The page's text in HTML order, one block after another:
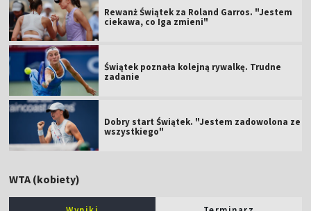
Rewanż Świątek za Roland Garros. "Jestem
ciekawa, co Iga zmieni"
Świątek poznała kolejną rywalkę. Trudne
zadanie
Dobry start Świątek. "Jestem zadowolona ze
wszystkiego"
WTA (kobiety)